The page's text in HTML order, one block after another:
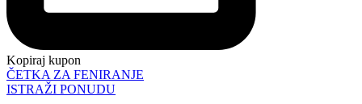
Kopiraj kupon
ČETKA ZA FENIRANJE
ISTRAŽI PONUDU